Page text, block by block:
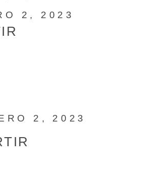
2, 2023
2, 2023